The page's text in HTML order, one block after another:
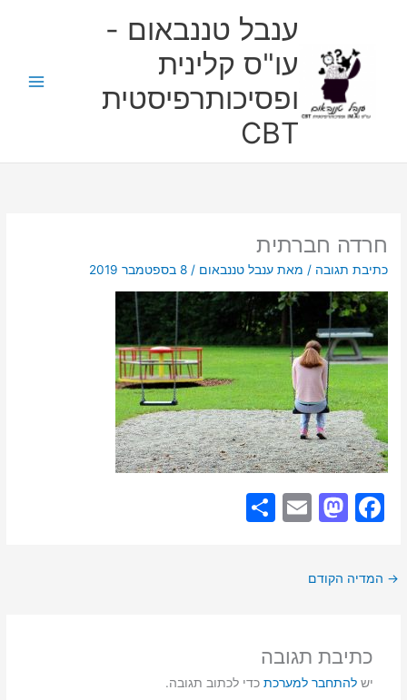
ענבל טננבאום -
עו"ס קלינית
ופסיכותרפיסטית
CBT
חרדה חברתית
כתיבת תגובה / מאתענבל טננבאום/8 בספטמבר 2019
F
e
o
o
M
o
o
n
E
→ המדיה הקודם
כתיבת תגובה
יש להתחבר למערכתכדי לכתוב תגובה.